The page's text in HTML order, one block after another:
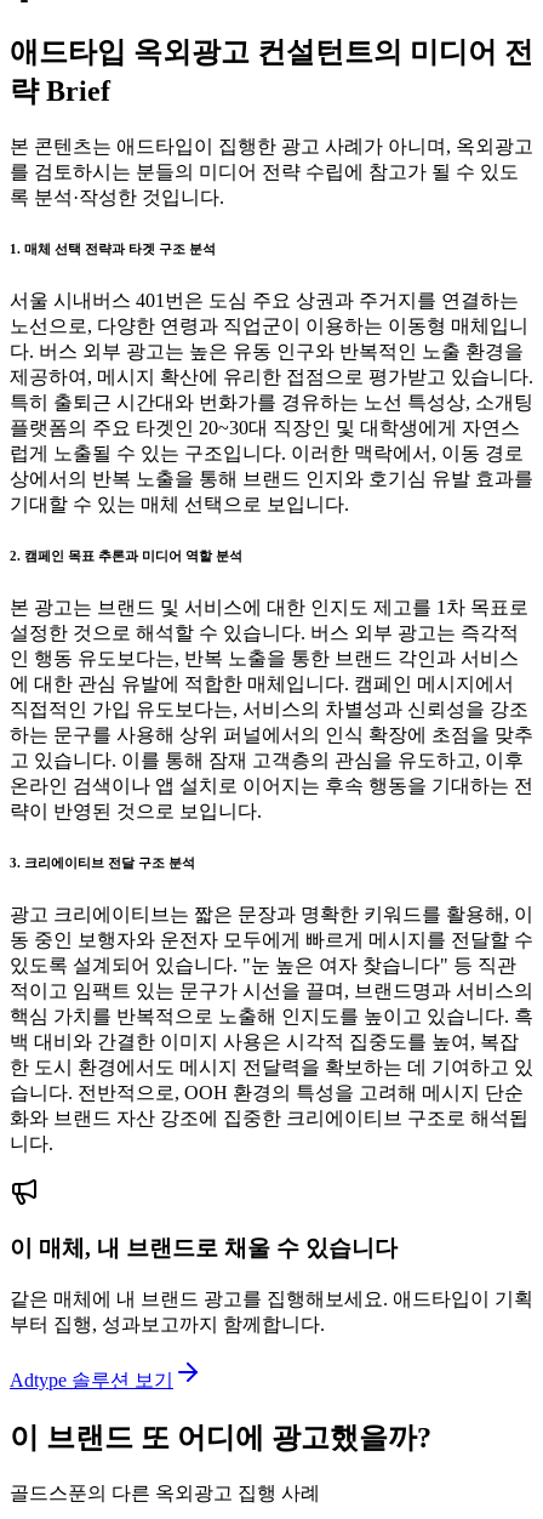
애드타입 옥외광고 컨설턴트의 미디어 전
략 Brief
본 콘텐츠는 애드타입이 집행한 광고 사례가 아니며, 옥외광고
를 검토하시는 분들의 미디어 전략 수립에 참고가 될 수 있도
록 분석·작성한 것입니다.
1. 매체 선택 전략과 타겟 구조 분석
서울 시내버스 401번은 도심 주요 상권과 주거지를 연결하는
노선으로, 다양한 연령과 직업군이 이용하는 이동형 매체입니
다. 버스 외부 광고는 높은 유동 인구와 반복적인 노출 환경을
제공하여, 메시지 확산에 유리한 접점으로 평가받고 있습니다.
특히 출퇴근 시간대와 번화가를 경유하는 노선 특성상, 소개팅
플랫폼의 주요 타겟인 20~30대 직장인 및 대학생에게 자연스
럽게 노출될 수 있는 구조입니다. 이러한 맥락에서, 이동 경로
상에서의 반복 노출을 통해 브랜드 인지와 호기심 유발 효과를
기대할 수 있는 매체 선택으로 보입니다.
2. 캠페인 목표 추론과 미디어 역할 분석
본 광고는 브랜드 및 서비스에 대한 인지도 제고를 1차 목표로
설정한 것으로 해석할 수 있습니다. 버스 외부 광고는 즉각적
인 행동 유도보다는, 반복 노출을 통한 브랜드 각인과 서비스
에 대한 관심 유발에 적합한 매체입니다. 캠페인 메시지에서
직접적인 가입 유도보다는, 서비스의 차별성과 신뢰성을 강조
하는 문구를 사용해 상위 퍼널에서의 인식 확장에 초점을 맞추
고 있습니다. 이를 통해 잠재 고객층의 관심을 유도하고, 이후
온라인 검색이나 앱 설치로 이어지는 후속 행동을 기대하는 전
략이 반영된 것으로 보입니다.
3. 크리에이티브 전달 구조 분석
광고 크리에이티브는 짧은 문장과 명확한 키워드를 활용해, 이
동 중인 보행자와 운전자 모두에게 빠르게 메시지를 전달할 수
있도록 설계되어 있습니다. "눈 높은 여자 찾습니다" 등 직관
적이고 임팩트 있는 문구가 시선을 끌며, 브랜드명과 서비스의
핵심 가치를 반복적으로 노출해 인지도를 높이고 있습니다. 흑
백 대비와 간결한 이미지 사용은 시각적 집중도를 높여, 복잡
한 도시 환경에서도 메시지 전달력을 확보하는 데 기여하고 있
습니다. 전반적으로, OOH 환경의 특성을 고려해 메시지 단순
화와 브랜드 자산 강조에 집중한 크리에이티브 구조로 해석됩
니다.
이 매체, 내 브랜드로 채울 수 있습니다
같은 매체에 내 브랜드 광고를 집행해보세요. 애드타입이 기획
부터 집행, 성과보고까지 함께합니다.
Adtype 솔루션 보기
이 브랜드 또 어디에 광고했을까?
골드스푼의 다른 옥외광고 집행 사례